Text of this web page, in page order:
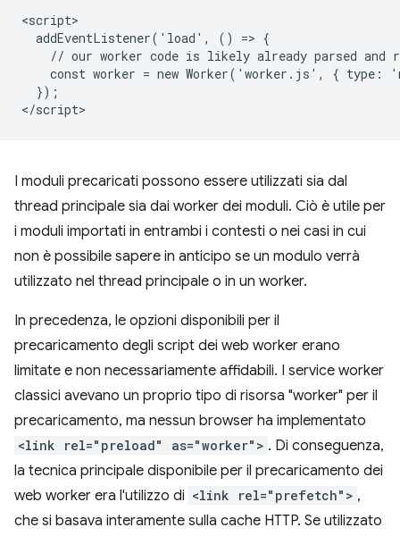
<script>
  addEventListener('load', () => {
// our worker code is likely already parsed and
const worker = new Worker('worker.js', { type:
  });
I moduli precaricati possono essere utilizzati sia dal
thread principale sia dai worker dei moduli. Ciò è utile per
i moduli importati in entrambi i contesti o nei casi in cui
non è possibile sapere in anticipo se un modulo verrà
utilizzato nel thread principale o in un worker.
In precedenza, le opzioni disponibili per il
precaricamento degli script dei web worker erano
limitate e non necessariamente affidabili. I service worker
classici avevano un proprio tipo di risorsa "worker" per il
precaricamento, ma nessun browser ha implementato
<link rel="preload" as="worker"> . Di conseguenza,
la tecnica principale disponibile per il precaricamento dei
web worker era l'utilizzo di <link rel="prefetch"> ,
che si basava interamente sulla cache HTTP. Se utilizzato